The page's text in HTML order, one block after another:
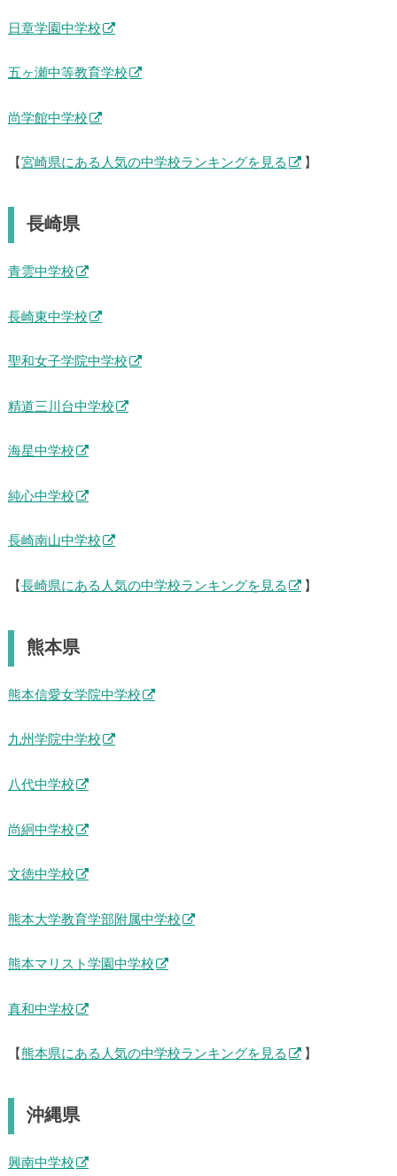
宮崎学園中学校
鵬翔中学校
日章学園中学校
五ヶ瀬中等教育学校
尚学館中学校
長崎県
青雲中学校
長崎東中学校
聖和女子学院中学校
精道三川台中学校
海星中学校
純心中学校
長崎南山中学校
熊本県
熊本信愛女学院中学校
九州学院中学校
八代中学校
尚絅中学校
文徳中学校
熊本大学教育学部附属中学校
熊本マリスト学園中学校
真和中学校